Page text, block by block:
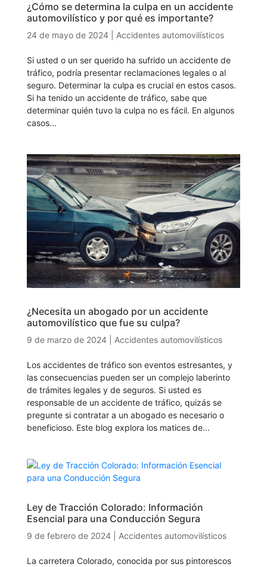
¿Cómo se determina la culpa en un accidente
automovilístico y por qué es importante?
24 de mayo de 2024| Accidentes automovilísticos
Si usted o un ser querido ha sufrido un accidente de
tráfico, podría presentar reclamaciones legales o al
seguro. Determinar la culpa es crucial en estos casos.
Si ha tenido un accidente de tráfico, sabe que
determinar quién tuvo la culpa no es fácil. En algunos
casos...
¿Necesita un abogado por un accidente
automovilístico que fue su culpa?
9 de marzo de 2024| Accidentes automovilísticos
Los accidentes de tráfico son eventos estresantes, y
las consecuencias pueden ser un complejo laberinto
de trámites legales y de seguros. Si usted es
responsable de un accidente de tráfico, quizás se
pregunte si contratar a un abogado es necesario o
beneficioso. Este blog explora los matices de...
Ley de Tracción Colorado: Información
Esencial para una Conducción Segura
9 de febrero de 2024| Accidentes automovilísticos
La carretera Colorado, conocida por sus pintorescos